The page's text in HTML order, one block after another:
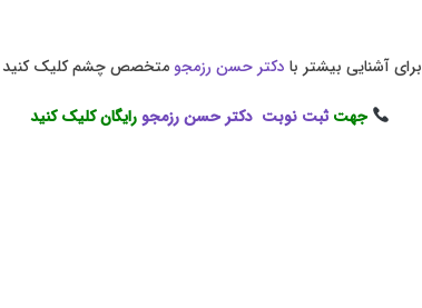
برای آشنایی بیشتر با دکتر حسن رزمجو متخصص چشم کلیک کنید
جهتثبت نوبت دکتر حسن رزمجو رایگان کلیک کنید